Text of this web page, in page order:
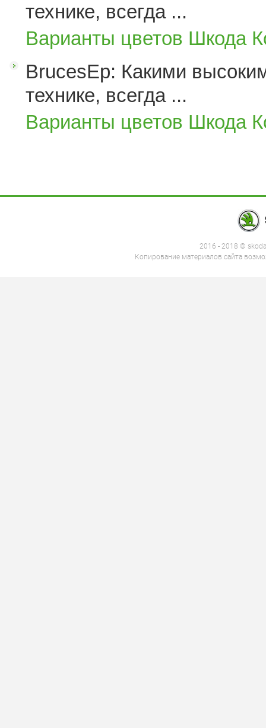
технике, всегда ...
Варианты цветов Шкода
BrucesEp: Какими
технике, всегда ...
Варианты цветов Шкода
2016 - 2018 ©
Копирование материалов сайта